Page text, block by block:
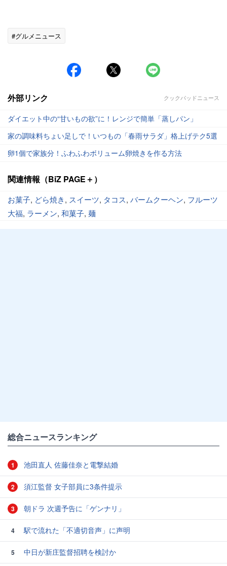
#グルメニュース
外部リンク クックパッドニュース
ダイエット中の“甘いもの欲”に！レンジで簡単「蒸しパン」
家の調味料ちょい足しで！いつもの「春雨サラダ」格上げテク5選
卵1個で家族分！ふわふわボリューム卵焼きを作る方法
関連情報（BiZ PAGE＋）
お菓子, どら焼き, スイーツ, タコス, バームクーヘン, フルーツ
大福, ラーメン, 和菓子, 麺
総合ニュースランキング
1 池田直人 佐藤佳奈と電撃結婚
2 須江監督 女子部員に3条件提示
3 朝ドラ 次週予告に「ゲンナリ」
4 駅で流れた「不適切音声」に声明
5
中日が新庄監督招聘を検討か